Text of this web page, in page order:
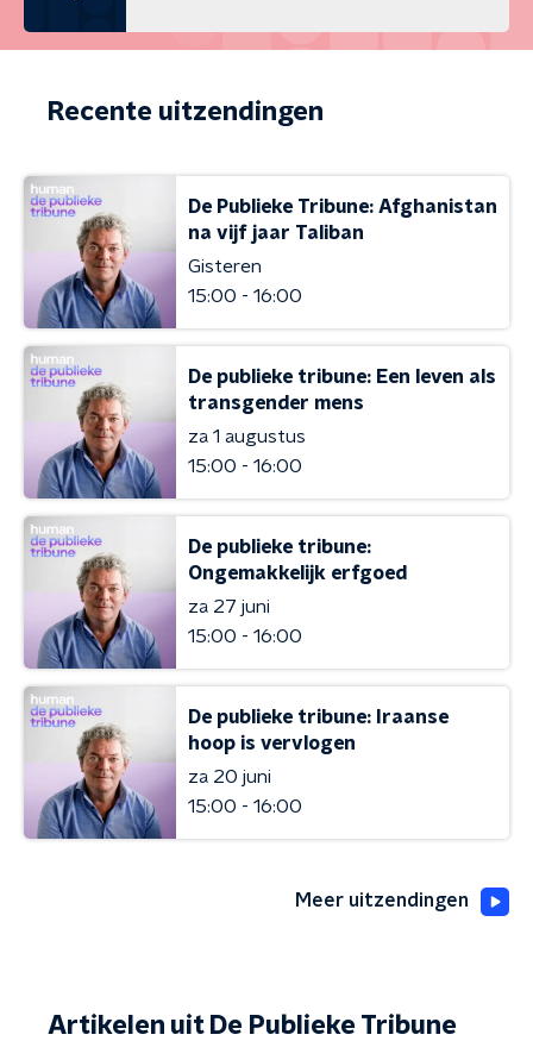
Recente uitzendingen
De Publieke Tribune: Afghanistan
na vijf jaar Taliban
Gisteren
15:00 - 16:00
De publieke tribune: Een leven als
transgender mens
za 1 augustus
15:00 - 16:00
De publieke tribune:
Ongemakkelijk erfgoed
za 27 juni
15:00 - 16:00
De publieke tribune: Iraanse
hoop is vervlogen
za 20 juni
15:00 - 16:00
Meer uitzendingen
Artikelen uit De Publieke Tribune